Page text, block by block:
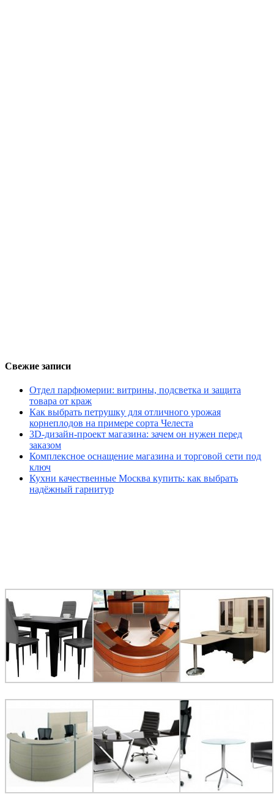
Свежие записи
Отдел парфюмерии: витрины, подсветка и защита
товара от краж
Как выбрать петрушку для отличного урожая
корнеплодов на примере сорта Челеста
3D-дизайн-проект магазина: зачем он нужен перед
заказом
Комплексное оснащение магазина и торговой сети под
ключ
Кухни качественные Москва купить: как выбрать
надёжный гарнитур